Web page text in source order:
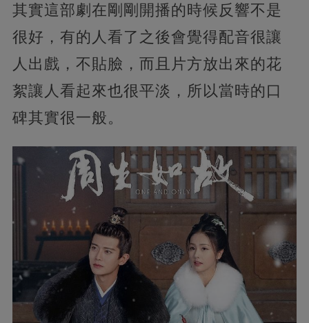
其實這部劇在剛剛開播的時候反響不是
很好，有的人看了之後會覺得配音很讓
人出戲，不貼臉，而且片方放出來的花
絮讓人看起來也很平淡，所以當時的口
碑其實很一般。